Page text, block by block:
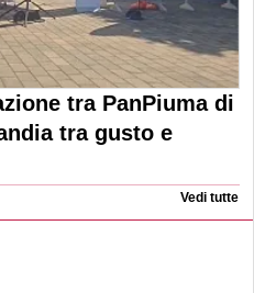
tra PanPiuma di
tra gusto e
Vedi tutte